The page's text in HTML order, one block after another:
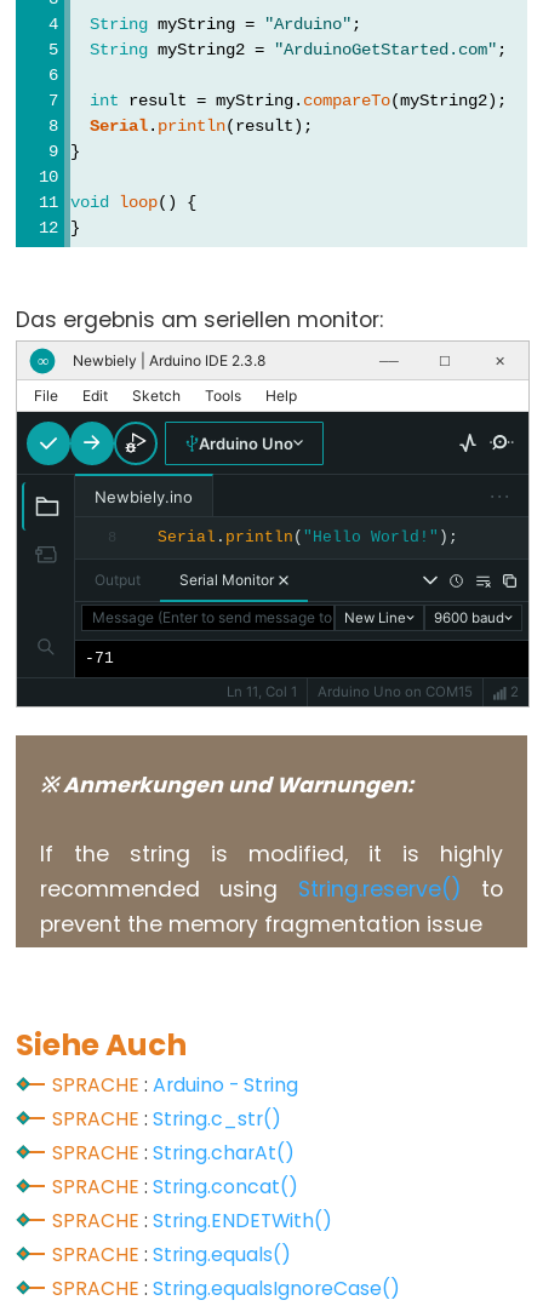
unsigned
unsigned
long
void
word
Constants
Konstanten
Gleitkommazahlkonstanten
Integer-
Konstanten
Variable
Qualifiers
const
scope
volatile
digitalRead()
digitalWrite()
Analog
IO
String myString = "Arduino" ;
String myString2 = "ArduinoGetStarted.com" ;
int result = myString. compareTo(myString2);
Serial. println(result);
}
void loop() {
}
Das ergebnis am seriellen monitor:
∞ Newbiely | Arduino IDE 2.3.8 ── ☐ ✕
File Edit Sketch Tools Help
Arduino Uno
Newbiely.ino ···
8 Serial . println ( "Hello World!" );
Output Serial Monitor
Message (Enter to send message to 'Arduino Uno' on 'COM15')
New Line 9600 baud
-71
Ln 11, Col 1
Arduino Uno on COM15 2
※ Anmerkungen und Warnungen:
If the string is modified, it is highly
recommended using String.reserve() to
prevent the memory fragmentation issue
Siehe Auch
SPRACHE :Arduino - String
SPRACHE :String.c_str()
SPRACHE :String.charAt()
SPRACHE :String.concat()
SPRACHE :String.ENDETWith()
SPRACHE :String.equals()
SPRACHE :String.equalsIgnoreCase()